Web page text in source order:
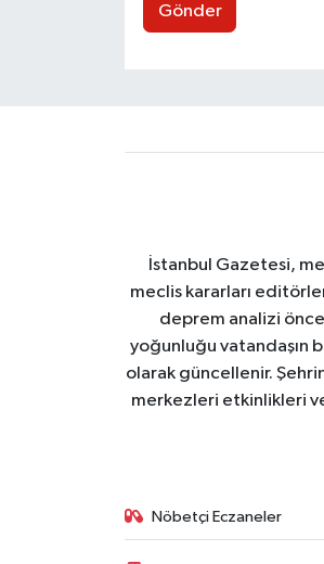
Gönder
İstanbul Gazetesi,
meclis kararları
deprem analizi
yoğunluğu vatandaşın
olarak güncellenir.
merkezleri etkinlikleri
Nöbetçi Eczaneler